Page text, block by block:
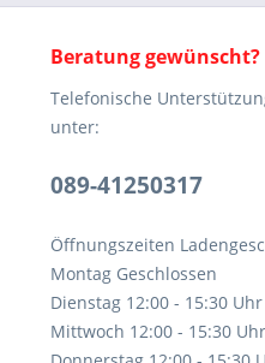
Beratung gewünscht?
Telefonische
unter:
089-41250317
Öffnungszeiten
Montag Geschlossen
Dienstag 12:00 - 15:30 Uhr
Mittwoch 12:00 - 15:30 Uhr